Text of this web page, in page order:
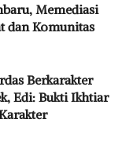
Memediasi
dan Komunitas
Berkarakter
Edi: Bukti Ikhtiar